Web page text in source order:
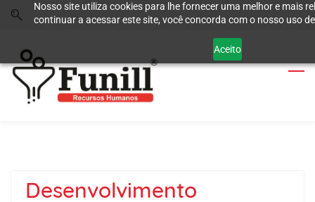
Nosso site utiliza cookies para lhe fornecer uma melhor e mais
continuar a acessar este site, você concorda com o nosso uso
Aceito
Skip
search
Skip
main
content
Desenvolvimento